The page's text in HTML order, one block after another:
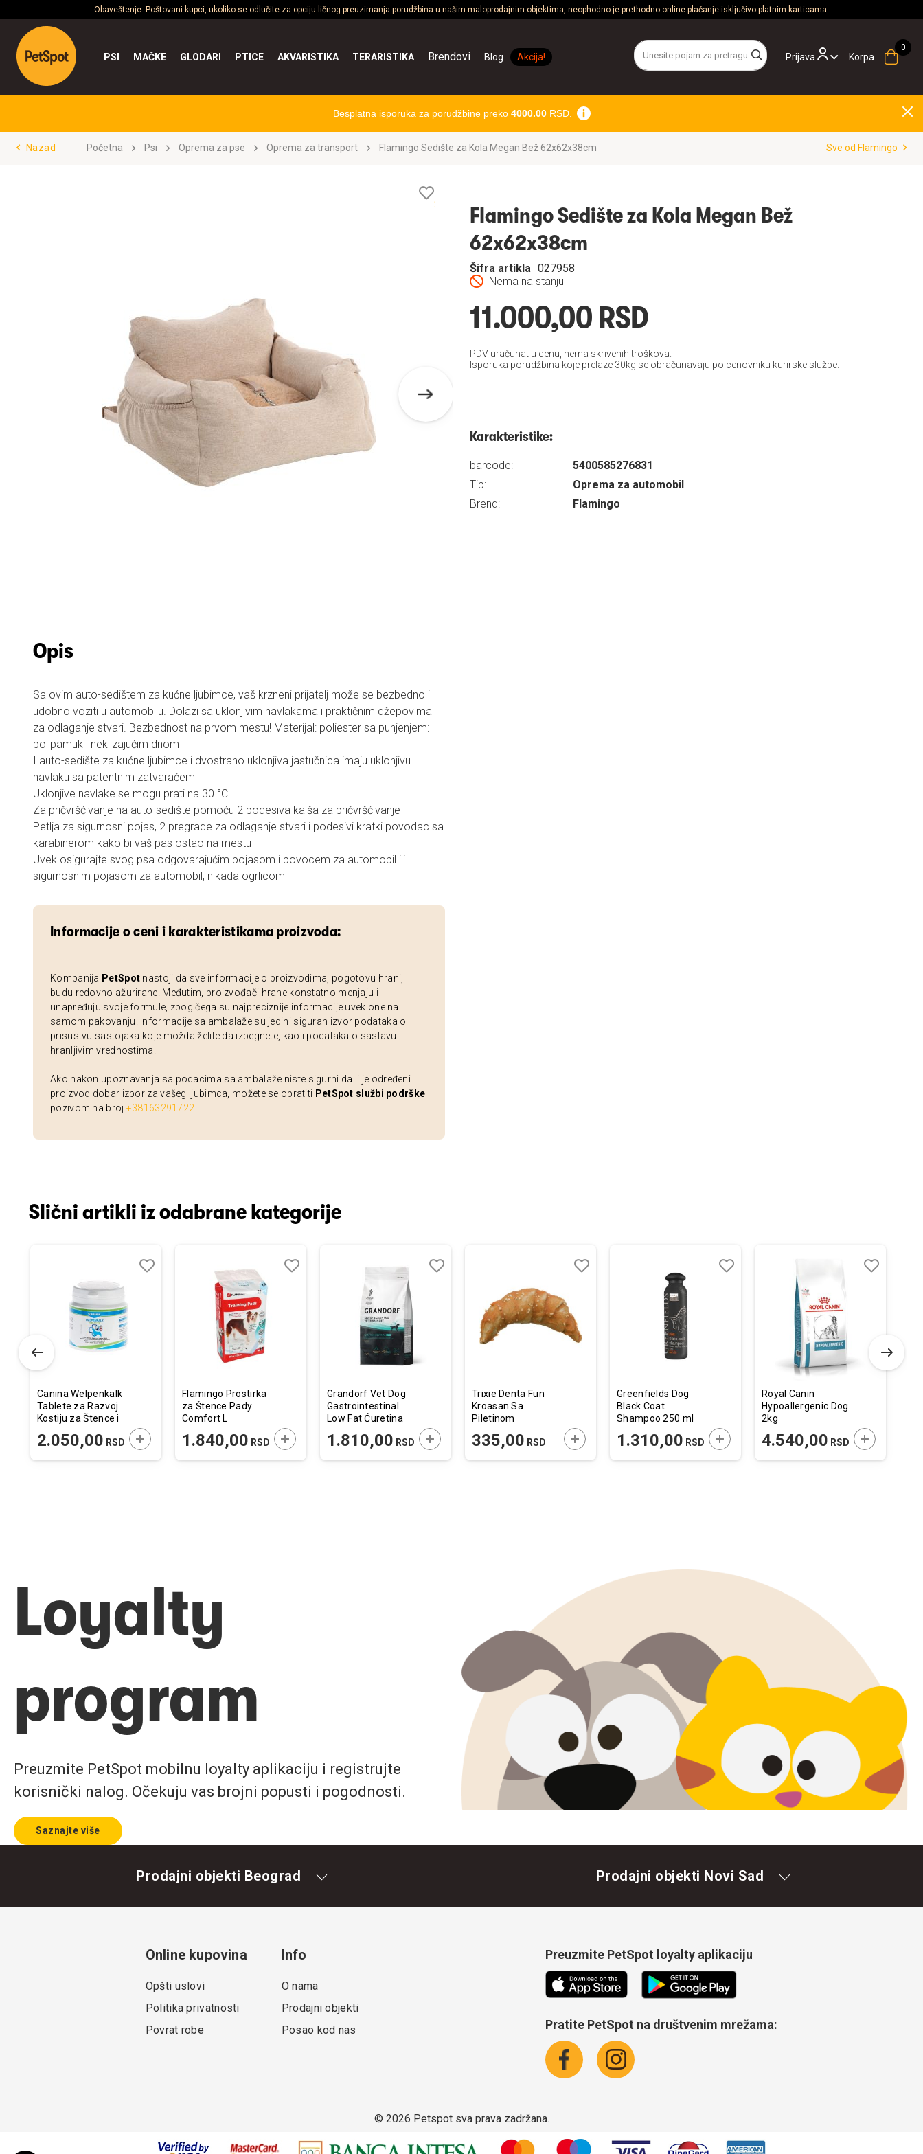
Obaveštenje: Poštovani kupci, ukoliko se odlučite za opciju ličnog preuzimanja porudžbina u našim maloprodajnim objektima, neophodno je prethodno online plaćanje isključivo platnim karticama.
Prijava
PSI MAČKE GLODARI PTICE AKVARISTIKA TERARISTIKA Brendovi Blog Akcija! Korpa
Besplatna isporuka za porudžbine preko 4000.00RSD.
Nazad Početna Psi Oprema za pse Oprema za transport Flamingo Sedište za Kola Megan Bež 62x62x38cm Sve od Flamingo
Opis
Sa ovim auto-sedištem za kućne ljubimce, vaš krzneni prijatelj može se bezbedno i
udobno voziti u automobilu. Dolazi sa uklonjivim navlakama i praktičnim džepovima
za odlaganje stvari. Bezbednost na prvom mestu! Materijal: poliester sa punjenjem:
polipamuk i neklizajućim dnom
I auto-sedište za kućne ljubimce i dvostrano uklonjiva jastučnica imaju uklonjivu
navlaku sa patentnim zatvaračem
Uklonjive navlake se mogu prati na 30 °C
Za pričvršćivanje na auto-sedište pomoću 2 podesiva kaiša za pričvršćivanje
Petlja za sigurnosni pojas, 2 pregrade za odlaganje stvari i podesivi kratki povodac sa
karabinerom kako bi vaš pas ostao na mestu
Uvek osigurajte svog psa odgovarajućim pojasom i povocem za automobil ili
sigurnosnim pojasom za automobil, nikada ogrlicom
Informacije o ceni i karakteristikama proizvoda:
Kompanija PetSpot nastoji da sve informacije o proizvodima, pogotovu hrani,
budu redovno ažurirane. Međutim, proizvođači hrane konstatno menjaju i
unapređuju svoje formule, zbog čega su najpreciznije informacije uvek one na
samom pakovanju. Informacije sa ambalaže su jedini siguran izvor podataka o
prisustvu sastojaka koje možda želite da izbegnete, kao i podataka o sastavu i
hranljivim vrednostima.
Ako nakon upoznavanja sa podacima sa ambalaže niste sigurni da li je određeni
proizvod dobar izbor za vašeg ljubimca, možete se obratiti PetSpot službi podrške
pozivom na broj +38163291722
želja
Flamingo Sedište za Kola Megan Bež
62x62x38cm
Nema na stanju
Šifra artikla 027958
11.000,00 RSD
PDV uračunat u cenu, nema skrivenih troškova.
Isporuka porudžbina koje prelaze 30kg se obračunavaju po cenovniku kurirske službe.
Karakteristike:
barcode:
5400585276831
Tip:
Oprema za automobil
Brend:
Flamingo
Slični artikli iz odabrane kategorije
U KORPU
Canina Welpenkalk
Tablete za Razvoj
Kostiju za Štence i
2.050,00 RSD DODAJTE U KORPU
Flamingo Prostirka
za Štence Pady
Comfort L
1.840,00 RSD DODAJTE U KORPU
Grandorf Vet Dog
Gastrointestinal
Low Fat Ćuretina
1.810,00 RSD DODAJTE U KORPU
Trixie Denta Fun
Kroasan Sa
Piletinom
335,00 RSD DODAJTE U KORPU
želja
Greenfields Dog
Black Coat
Shampoo 250 ml
1.310,00 RSD DODAJTE U KORPU
Royal Canin
Hypoallergenic Dog
2kg
4.540,00 RSD DODAJTE U
Loyalty
program
Preuzmite PetSpot mobilnu loyalty aplikaciju i registrujte
korisnički nalog. Očekuju vas brojni popusti i pogodnosti.
Saznajte više
Prodajni objekti Beograd Prodajni objekti Novi Sad
Online kupovina
Opšti uslovi
Politika privatnosti
Povrat robe
Info
O nama
Prodajni objekti
Posao kod nas
Preuzmite PetSpot loyalty aplikaciju
Pratite PetSpot na društvenim mrežama:
© 2026 Petspot sva prava zadržana.